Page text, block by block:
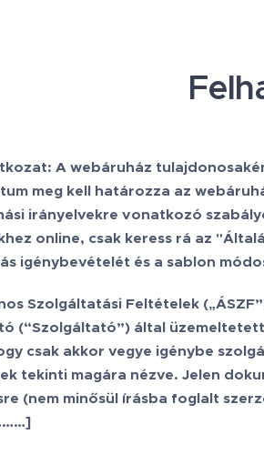
A webáruház
meg kell határozza az
irányelvekre vonatkozó
online, csak keress rá az
igénybevételét és a sablon
Szolgáltatási Feltételek
(“Szolgáltató”) által
csak akkor vegye igénybe
tekinti magára nézve. Jelen
(nem minősül írásba foglalt